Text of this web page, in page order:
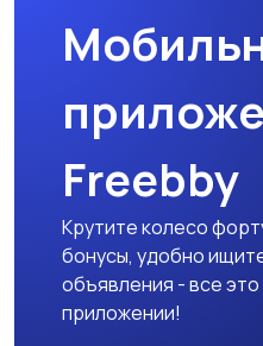
Freebby
Крутите колесо
бонусы, удобно
объявления - все
приложении!